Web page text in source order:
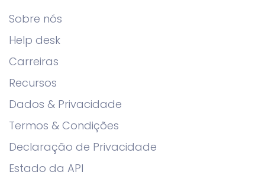
Sobre nós
Help desk
Carreiras
Recursos
Dados & Privacidade
Termos & Condições
Declaração de Privacidade
Estado da API